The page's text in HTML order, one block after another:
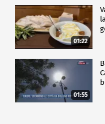
01:22
01:55